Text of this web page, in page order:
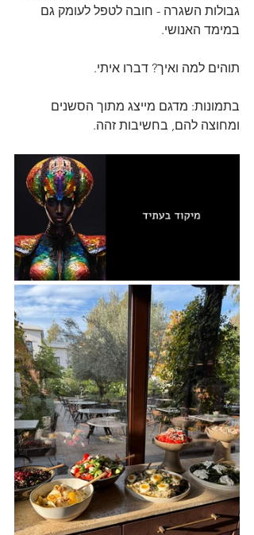
גבולות השגרה - חובה לטפל לעומק גם
במימד האנושי.
תוהים למה ואיך? דברו איתי.
בתמונות: מדגם מייצג מתוך הסשנים
ומחוצה להם, בחשיבות זהה.